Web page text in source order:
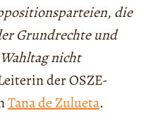
die
Grundrechte und
nicht
der OSZE-
Tana de Zulueta.